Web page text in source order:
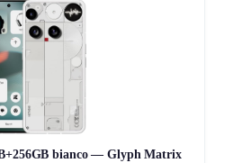
bianco — Glyph Matrix